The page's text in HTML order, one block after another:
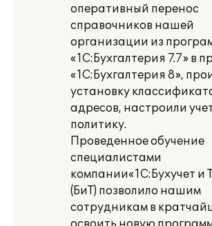
оперативный перенос
справочников нашей
организации из
«1С:Бухгалтерия 7.7» в
«1С:Бухгалтерия 8»,
установку
адресов, настроили
политику.
Проведенное обучение
специалистами
компании«1С:Бухучет и
(БиТ) позволило нашим
сотрудникам в